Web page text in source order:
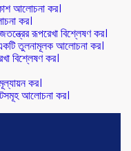
আলোচনা কর।
কর।
রূপরেখা বিশ্লেষণ কর।
একটি তুলনামূলক আলোচনা কর।
বিশ্লেষণ কর।
কর।
আলোচনা কর।